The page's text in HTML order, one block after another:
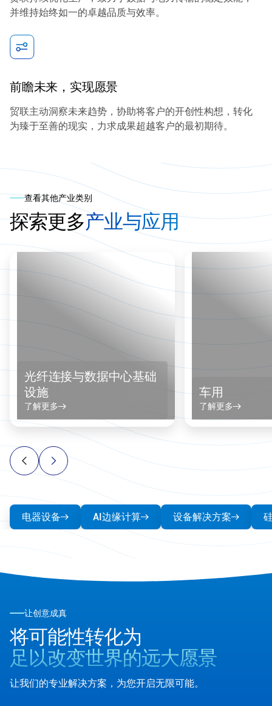
并维持始终如一的卓越品质与效率。
前瞻未来，实现愿景
贸联主动洞察未来趋势，协助将客户的开创性构想，转化
为臻于至善的现实，力求成果超越客户的最初期待。
查看其他产业类别
探索更多产业与应用
光纤连接与数据中心基础
设施
了解更多
车用
了解更多
电器设备 AI边缘计算 设备解决方案
让创意成真
将可能性转化为
足以改变世界的远大愿景
让我们的专业解决方案，为您开启无限可能。